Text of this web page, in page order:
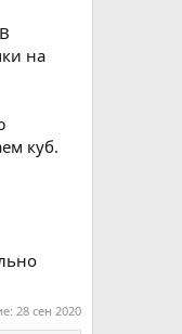
на
куб.
28 сен 2020